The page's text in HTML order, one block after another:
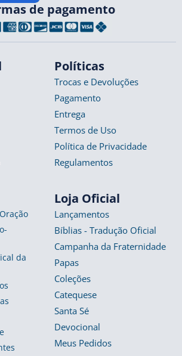
de pagamento
Políticas
Trocas e Devoluções
Pagamento
Entrega
Termos de Uso
Política de Privacidade
Regulamentos
da
Loja Oficial
Lançamentos
Bíblias - Tradução Oficial
Campanha da Fraternidade
Papas
Coleções
Catequese
Santa Sé
Devocional
Meus Pedidos